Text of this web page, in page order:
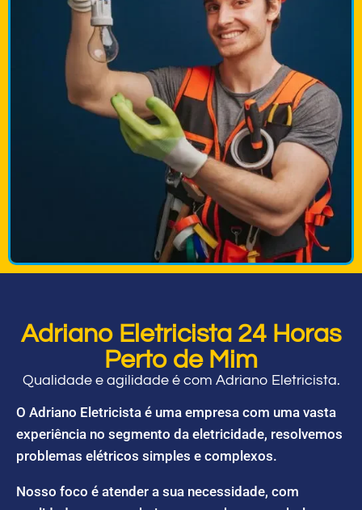
Adriano Eletricista 24 Horas
Perto de Mim
Qualidade e agilidade é com Adriano Eletricista.
O Adriano Eletricista é uma empresa com uma vasta
experiência no segmento da eletricidade, resolvemos
problemas elétricos simples e complexos.
Nosso foco é atender a sua necessidade, com